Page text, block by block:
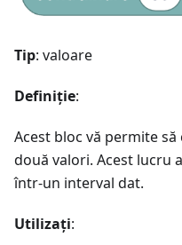
Tip: valoare
Definiție:
Acest bloc vă permite
două valori. Acest lucru
într-un interval dat.
Utilizați: